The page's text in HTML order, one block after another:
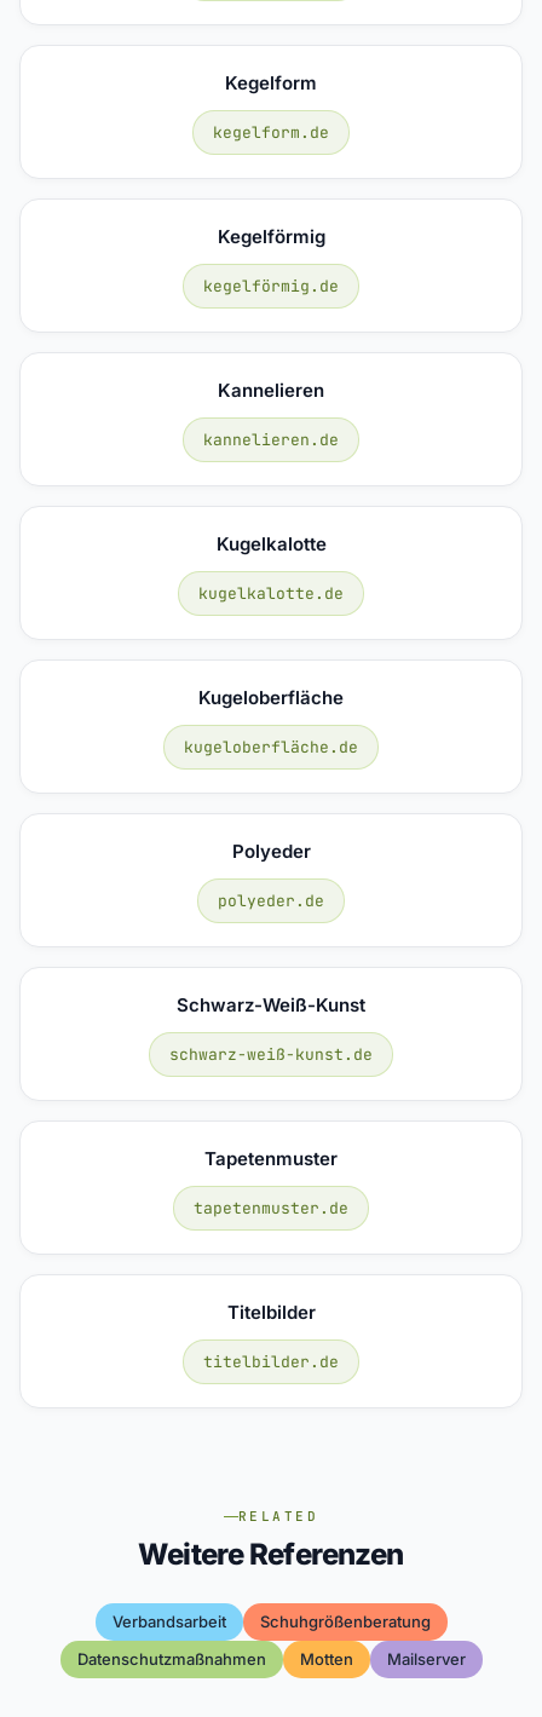
Kegelform
kegelform.de
Kegelförmig
kegelförmig.de
Kannelieren
kannelieren.de
Kugelkalotte
kugelkalotte.de
Kugeloberfläche
kugeloberfläche.de
Polyeder
polyeder.de
Schwarz-Weiß-Kunst
schwarz-weiß-kunst.de
Tapetenmuster
tapetenmuster.de
Titelbilder
titelbilder.de
RELATED
Weitere Referenzen
Verbandsarbeit
Schuhgrößenberatung
Datenschutzmaßnahmen
Motten Mailserver